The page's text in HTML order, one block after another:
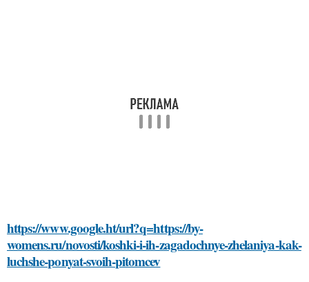
https://www.google.ht/url?q=https://by-
womens.ru/novosti/koshki-i-ih-zagadochnye-zhelaniya-kak-
luchshe-ponyat-svoih-pitomcev